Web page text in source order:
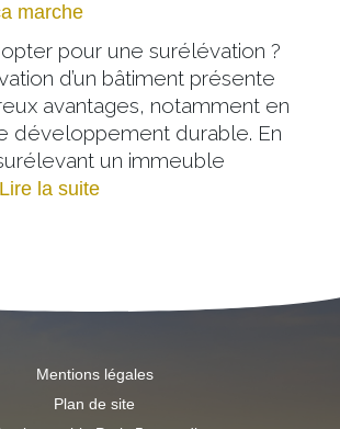
marche
pour une surélévation ?
d’un bâtiment présente
avantages, notamment en
développement durable. En
un immeuble
Lire la suite
Mentions légales
Plan de site